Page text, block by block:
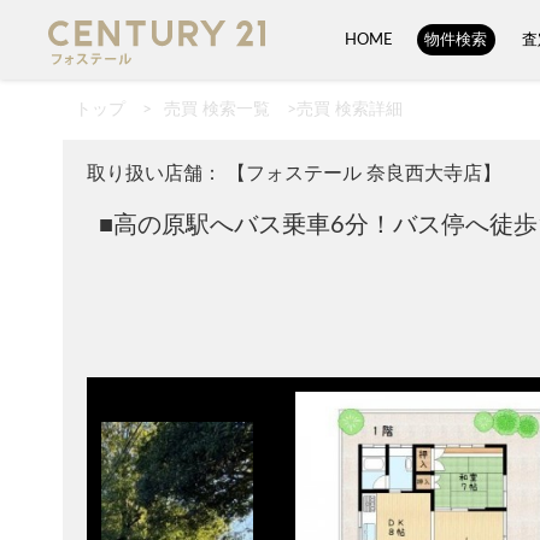
HOME 物件検索 査
トップ > 売買 検索一覧 >売買 検索詳細
取り扱い店舗： 【フォステール 奈良西大寺店】
■高の原駅へバス乗車6分！バス停へ徒